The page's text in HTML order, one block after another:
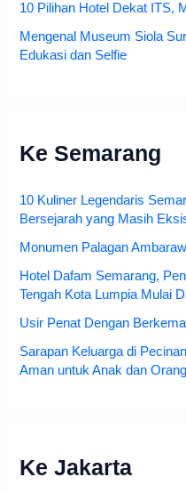
10 Pilihan Hotel Dekat ITS,
Mengenal Museum Siola
Edukasi dan Selfie
Ke Semarang
10 Kuliner Legendaris
Bersejarah yang Masih
Monumen Palagan
Hotel Dafam Semarang,
Tengah Kota Lumpia Mulai
Usir Penat Dengan
Sarapan Keluarga di
Aman untuk Anak dan
Ke Jakarta